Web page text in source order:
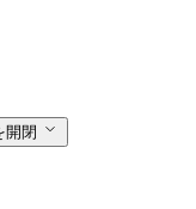
開閉